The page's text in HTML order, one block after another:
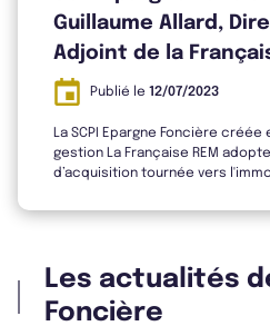
Bulletin 2024 T2
Bulletin 2024 T1
Bulletin 2023 T4
Guillaume Allard,
Adjoint de la
Publié le 12/07/2023
La SCPI Epargne Foncière
gestion La Française REM
d’acquisition tournée vers
Les actualités
Foncière